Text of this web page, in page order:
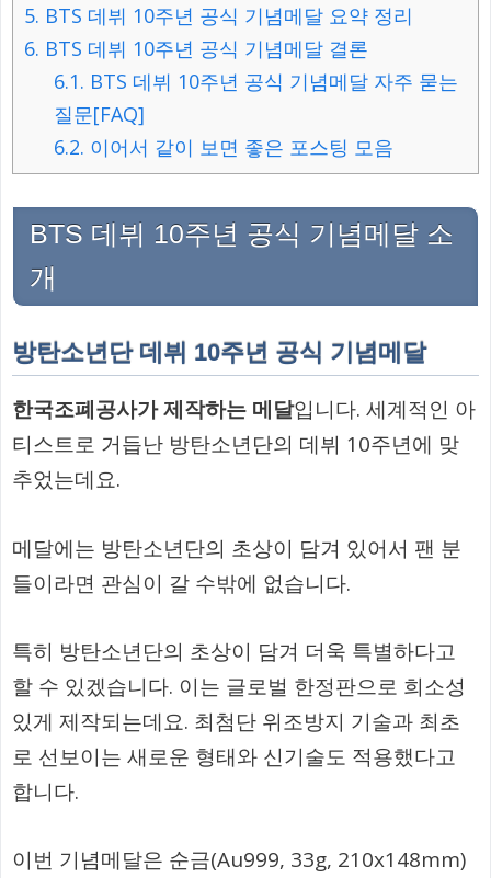
5. BTS 데뷔 10주년 공식 기념메달 요약 정리
6. BTS 데뷔 10주년 공식 기념메달 결론
6.1. BTS 데뷔 10주년 공식 기념메달 자주 묻는
질문[FAQ]
6.2. 이어서 같이 보면 좋은 포스팅 모음
BTS 데뷔 10주년 공식 기념메달 소
개
방탄소년단 데뷔 10주년 공식 기념메달
한국조폐공사가 제작하는 메달입니다. 세계적인 아
티스트로 거듭난 방탄소년단의 데뷔 10주년에 맞
추었는데요.
메달에는 방탄소년단의 초상이 담겨 있어서 팬 분
들이라면 관심이 갈 수밖에 없습니다.
특히 방탄소년단의 초상이 담겨 더욱 특별하다고
할 수 있겠습니다. 이는 글로벌 한정판으로 희소성
있게 제작되는데요. 최첨단 위조방지 기술과 최초
로 선보이는 새로운 형태와 신기술도 적용했다고
합니다.
이번 기념메달은 순금(Au999, 33g, 210x148mm)